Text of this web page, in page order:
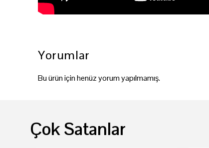
Yorumlar
Bu ürün için henüz yorum yapılmamış.
Çok Satanlar